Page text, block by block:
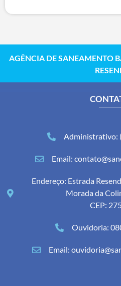
AGÊNCIA DE SANEAMENTO
Administrativo:
Email:
Endereço: Estrada
Morada da
CEP:
Ouvidoria:
Email: